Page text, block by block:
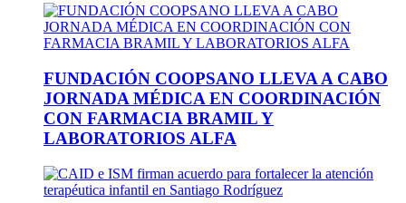
FUNDACIÓN COOPSANO LLEVA A CABO
JORNADA MÉDICA EN COORDINACIÓN
CON FARMACIA BRAMIL Y
LABORATORIOS ALFA